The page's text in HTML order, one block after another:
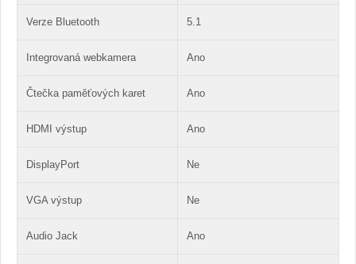
Verze Bluetooth 5.1
Integrovaná webkamera Ano
Čtečka paměťových karet Ano
HDMI výstup Ano
DisplayPort Ne
VGA výstup Ne
Audio Jack Ano